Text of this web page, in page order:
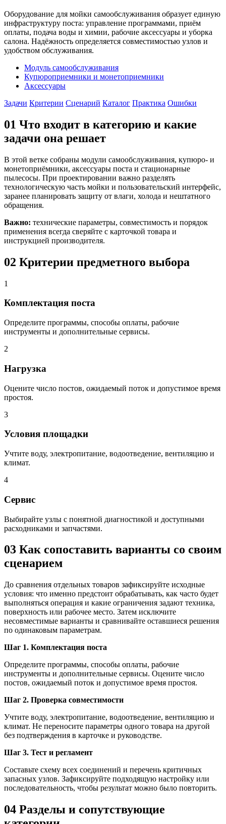
Оборудование для мойки самообслуживания образует единую
инфраструктуру поста: управление программами, приём
оплаты, подача воды и химии, рабочие аксессуары и уборка
салона. Надёжность определяется совместимостью узлов и
удобством обслуживания.
Модуль самообслуживания
Купюроприемники и монетоприемники
Аксессуары
Задачи Критерии Сценарий Каталог Практика Ошибки
01 Что входит в категорию и какие
задачи она решает
В этой ветке собраны модули самообслуживания, купюро- и
монетоприёмники, аксессуары поста и стационарные
пылесосы. При проектировании важно разделять
технологическую часть мойки и пользовательский интерфейс,
заранее планировать защиту от влаги, холода и нештатного
обращения.
Важно: технические параметры, совместимость и порядок
применения всегда сверяйте с карточкой товара и
инструкцией производителя.
02 Критерии предметного выбора
1
Комплектация поста
Определите программы, способы оплаты, рабочие
инструменты и дополнительные сервисы.
2
Нагрузка
Оцените число постов, ожидаемый поток и допустимое время
простоя.
3
Условия площадки
Учтите воду, электропитание, водоотведение, вентиляцию и
климат.
4
Сервис
Выбирайте узлы с понятной диагностикой и доступными
расходниками и запчастями.
03 Как сопоставить варианты со своим
сценарием
До сравнения отдельных товаров зафиксируйте исходные
условия: что именно предстоит обрабатывать, как часто будет
выполняться операция и какие ограничения задают техника,
поверхность или рабочее место. Затем исключите
несовместимые варианты и сравнивайте оставшиеся решения
по одинаковым параметрам.
Шаг 1. Комплектация поста
Определите программы, способы оплаты, рабочие
инструменты и дополнительные сервисы. Оцените число
постов, ожидаемый поток и допустимое время простоя.
Шаг 2. Проверка совместимости
Учтите воду, электропитание, водоотведение, вентиляцию и
климат. Не переносите параметры одного товара на другой
без подтверждения в карточке и руководстве.
Шаг 3. Тест и регламент
Составьте схему всех соединений и перечень критичных
запасных узлов. Зафиксируйте подходящую настройку или
последовательность, чтобы результат можно было повторить.
04 Разделы и сопутствующие